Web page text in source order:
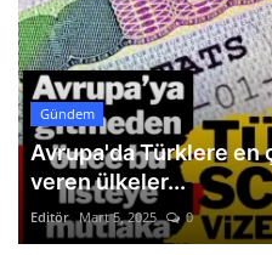
Gündem
Avrupa'da Türklere en
veren ülkeler...
Editör Mart 5, 2025 0